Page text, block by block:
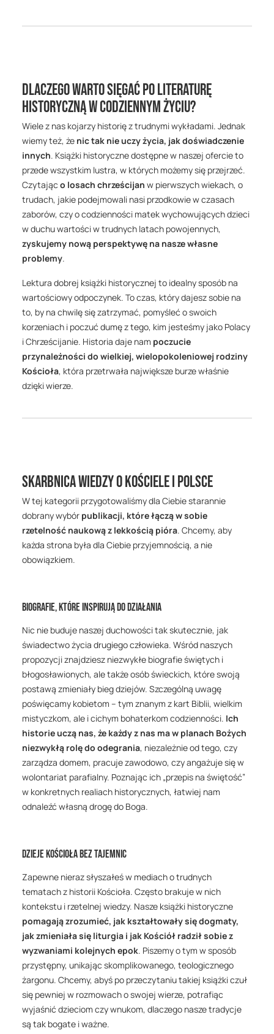
Dlaczego warto sięgać po literaturę
historyczną w codziennym życiu?
Wiele z nas kojarzy historię z trudnymi wykładami. Jednak
wiemy też, że nic tak nie uczy życia, jak doświadczenie
innych. Książki historyczne dostępne w naszej ofercie to
przede wszystkim lustra, w których możemy się przejrzeć.
Czytając o losach chrześcijan w pierwszych wiekach, o
trudach, jakie podejmowali nasi przodkowie w czasach
zaborów, czy o codzienności matek wychowujących dzieci
w duchu wartości w trudnych latach powojennych,
zyskujemy nową perspektywę na nasze własne
problemy.
Lektura dobrej książki historycznej to idealny sposób na
wartościowy odpoczynek. To czas, który dajesz sobie na
to, by na chwilę się zatrzymać, pomyśleć o swoich
korzeniach i poczuć dumę z tego, kim jesteśmy jako Polacy
i Chrześcijanie. Historia daje nam poczucie
przynależności do wielkiej, wielopokoleniowej rodziny
Kościoła, która przetrwała największe burze właśnie
dzięki wierze.
Skarbnica wiedzy o Kościele i Polsce
W tej kategorii przygotowaliśmy dla Ciebie starannie
dobrany wybór publikacji, które łączą w sobie
rzetelność naukową z lekkością pióra. Chcemy, aby
każda strona była dla Ciebie przyjemnością, a nie
obowiązkiem.
Biografie, które inspirują do działania
Nic nie buduje naszej duchowości tak skutecznie, jak
świadectwo życia drugiego człowieka. Wśród naszych
propozycji znajdziesz niezwykłe biografie świętych i
błogosławionych, ale także osób świeckich, które swoją
postawą zmieniały bieg dziejów. Szczególną uwagę
poświęcamy kobietom – tym znanym z kart Biblii, wielkim
mistyczkom, ale i cichym bohaterkom codzienności. Ich
historie uczą nas, że każdy z nas ma w planach Bożych
niezwykłą rolę do odegrania, niezależnie od tego, czy
zarządza domem, pracuje zawodowo, czy angażuje się w
wolontariat parafialny. Poznając ich „przepis na świętość”
w konkretnych realiach historycznych, łatwiej nam
odnaleźć własną drogę do Boga.
Dzieje Kościoła bez tajemnic
Zapewne nieraz słyszałeś w mediach o trudnych
tematach z historii Kościoła. Często brakuje w nich
kontekstu i rzetelnej wiedzy. Nasze książki historyczne
pomagają zrozumieć, jak kształtowały się dogmaty,
jak zmieniała się liturgia i jak Kościół radził sobie z
wyzwaniami kolejnych epok. Piszemy o tym w sposób
przystępny, unikając skomplikowanego, teologicznego
żargonu. Chcemy, abyś po przeczytaniu takiej książki czuł
się pewniej w rozmowach o swojej wierze, potrafiąc
wyjaśnić dzieciom czy wnukom, dlaczego nasze tradycje
są tak bogate i ważne.